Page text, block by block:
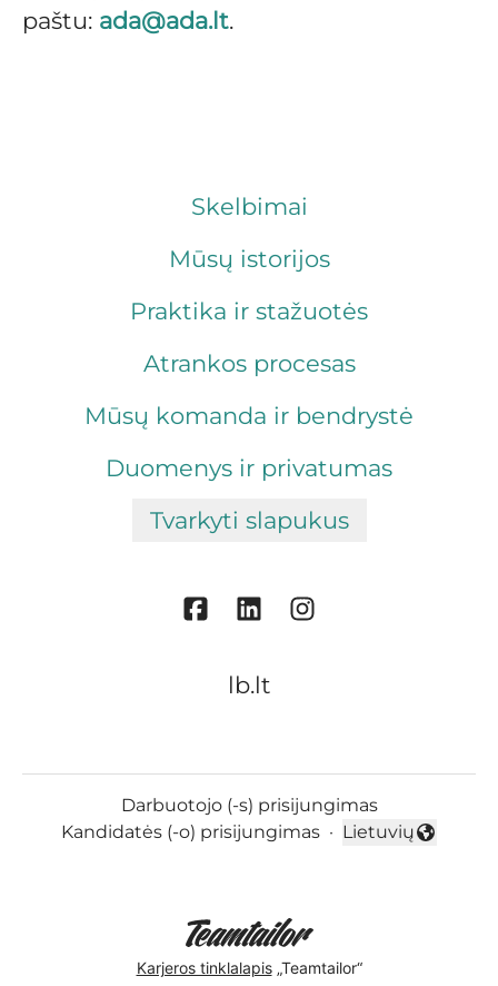
paštu: ada@ada.lt.
Skelbimai
Mūsų istorijos
Praktika ir stažuotės
Atrankos procesas
Mūsų komanda ir bendrystė
Duomenys ir privatumas
Tvarkyti slapukus
lb.lt
Darbuotojo (-s) prisijungimas
Kandidatės (-o) prisijungimas ·
Keisti kalbą
Lietuvių
Karjeros tinklalapis„Teamtailor“